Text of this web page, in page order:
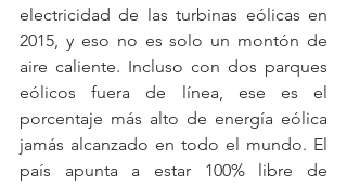
electricidad de las turbinas eólicas en
2015, y eso no es solo un montón de
aire caliente. Incluso con dos parques
eólicos fuera de línea, ese es el
porcentaje más alto de energía eólica
jamás alcanzado en todo el mundo. El
país apunta a estar 100% libre de